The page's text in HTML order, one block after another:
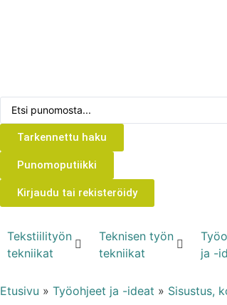
Tarkennettu haku
Punomoputiikki
Kirjaudu tai rekisteröidy
Tekstiilityön
tekniikat
Teknisen työn
tekniikat
ja -
Etusivu » Työohjeet ja -ideat » Sisustus,